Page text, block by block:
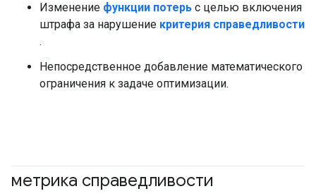
Изменение функции потерь с целью включения
штрафа за нарушение критерия справедливости
.
Непосредственное добавление математического
ограничения к задаче оптимизации.
метрика справедливости#ответственный